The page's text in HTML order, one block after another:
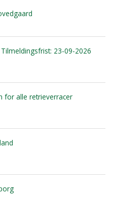
23-09-2026
for alle retrieverracer